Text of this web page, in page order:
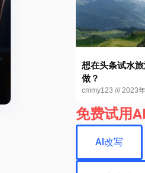
想在头条试水
做？
cmmy123 2023
免费试用
AI改写